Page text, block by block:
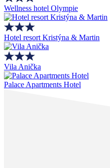
Wellness hotel Olympie
Hotel resort Kristýna & Martin
Vila Anička
Palace Apartments Hotel